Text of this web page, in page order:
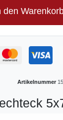
den
Artikelnummer